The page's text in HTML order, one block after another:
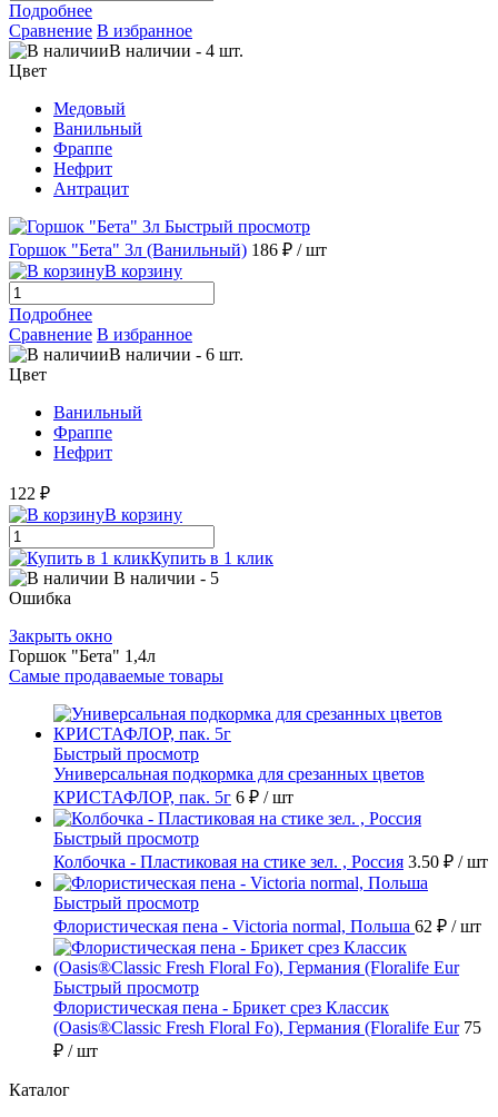
Подробнее
Сравнение В избранное
В наличии - 4 шт.
Цвет
Медовый
Ванильный
Фраппе
Нефрит
Антрацит
Быстрый просмотр
Горшок "Бета" 3л (Ванильный) 186 ₽ / шт
В корзину
Подробнее
Сравнение В избранное
В наличии - 6 шт.
Цвет
Ванильный
Фраппе
Нефрит
122 ₽
В корзину
Купить в 1 клик
В наличии - 5
Ошибка
Закрыть окно
Горшок "Бета" 1,4л
Самые продаваемые товары
Быстрый просмотр
Универсальная подкормка для срезанных цветов
КРИСТАФЛОР, пак. 5г 6 ₽ / шт
Быстрый просмотр
Колбочка - Пластиковая на стике зел. , Россия 3.50 ₽ / шт
Быстрый просмотр
Флористическая пена - Victoria normal, Польша 62 ₽ / шт
Быстрый просмотр
Флористическая пена - Брикет срез Классик
(Oasis®Classic Fresh Floral Fo), Германия (Floralife Eur 75
₽ / шт
Каталог